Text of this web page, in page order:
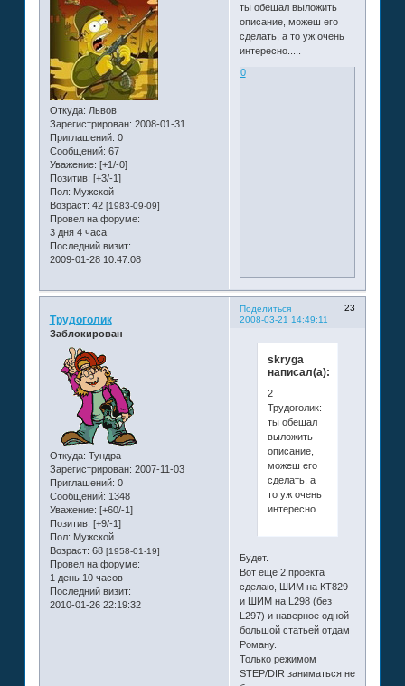
Откуда: Львов
Зарегистрирован: 2008-01-31
Приглашений: 0
Сообщений: 67
Уважение: [+1/-0]
Позитив: [+3/-1]
Пол: Мужской
Возраст: 42 [1983-09-09]
Провел на форуме:
3 дня 4 часа
Последний визит:
2009-01-28 10:47:08
ты обешал выложить
описание, можеш его
сделать, а то уж очень
интересно.....
0
Поделиться
23
2008-03-21 14:49:11
Трудоголик
Заблокирован
Откуда: Тундра
Зарегистрирован: 2007-11-03
Приглашений: 0
Сообщений: 1348
Уважение: [+60/-1]
Позитив: [+9/-1]
Пол: Мужской
Возраст: 68 [1958-01-19]
Провел на форуме:
1 день 10 часов
Последний визит:
2010-01-26 22:19:32
skryga
написал(а):
2
Трудоголик:
ты обешал
выложить
описание,
можеш его
сделать, а
то уж очень
интересно.....
Будет.
Вот еще 2 проекта
сделаю, ШИМ на КТ829
и ШИМ на L298 (без
L297) и наверное одной
большой статьей отдам
Роману.
Только режимом
STEP/DIR заниматься не